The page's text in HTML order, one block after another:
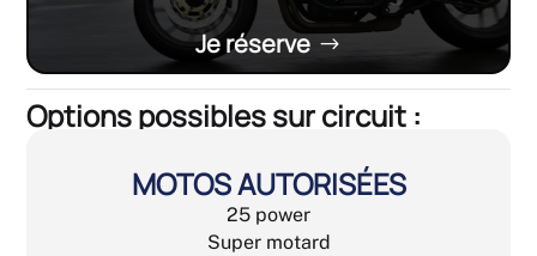
Je réserve
Options possibles sur circuit :
MOTOS AUTORISÉES
25 power
Super motard